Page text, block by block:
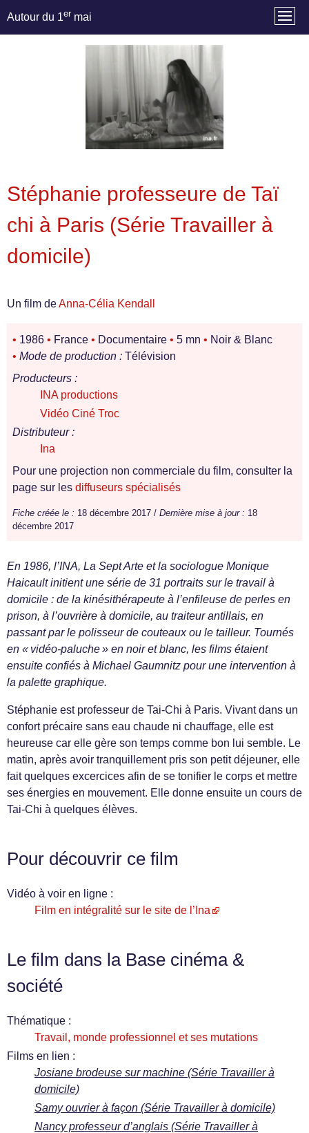
Autour du 1er mai
Stéphanie professeure de Taï
chi à Paris (Série Travailler à
domicile)
Un film deAnna-Célia Kendall
• 1986 • France • Documentaire • 5 mn • Noir & Blanc
• Mode de production : Télévision
Producteurs :
INA productions
Vidéo Ciné Troc
Distributeur :
Ina
Pour une projection non commerciale du film, consulter la
page sur les diffuseurs spécialisés
Fiche créée le : 18 décembre 2017 / Dernière mise à jour : 18
décembre 2017
En 1986, l’INA, La Sept Arte et la sociologue Monique
Haicault initient une série de 31 portraits sur le travail à
domicile : de la kinésithérapeute à l’enfileuse de perles en
prison, à l’ouvrière à domicile, au traiteur antillais, en
passant par le polisseur de couteaux ou le tailleur. Tournés
en « vidéo-paluche » en noir et blanc, les films étaient
ensuite confiés à Michael Gaumnitz pour une intervention à
la palette graphique.
Stéphanie est professeur de Tai-Chi à Paris. Vivant dans un
confort précaire sans eau chaude ni chauffage, elle est
heureuse car elle gère son temps comme bon lui semble. Le
matin, après avoir tranquillement pris son petit déjeuner, elle
fait quelques excercices afin de se tonifier le corps et mettre
ses énergies en mouvement. Elle donne ensuite un cours de
Tai-Chi à quelques élèves.
Pour découvrir ce film
Vidéo à voir en ligne :
Film en intégralité sur le site de l’Ina
Le film dans la Base cinéma &
société
Thématique :
Travail, monde professionnel et ses mutations
Films en lien :
Josiane brodeuse sur machine (Série Travailler à
domicile)
Samy ouvrier à façon (Série Travailler à domicile)
Nancy professeur d’anglais (Série Travailler à